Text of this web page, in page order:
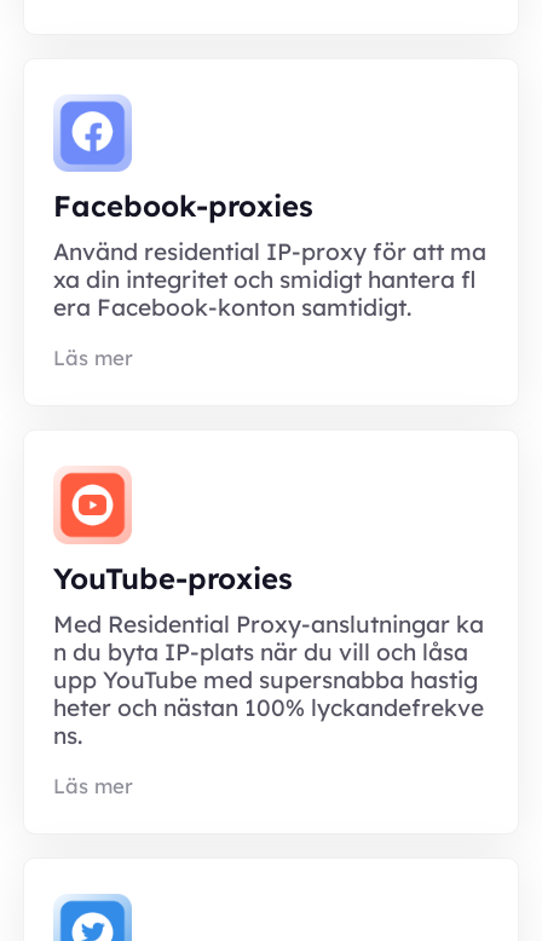
Facebook-proxies
Använd residential IP-proxy för att ma
xa din integritet och smidigt hantera fl
era Facebook-konton samtidigt.
Läs mer
YouTube-proxies
Med Residential Proxy-anslutningar ka
n du byta IP-plats när du vill och låsa
upp YouTube med supersnabba hastig
heter och nästan 100% lyckandefrekve
ns.
Läs mer